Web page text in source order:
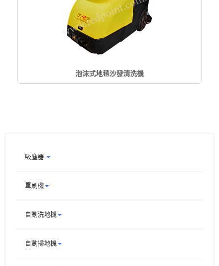
泡沫式地毯沙發清洗機
吸塵器
單刷機
自動洗地機
自動掃地機